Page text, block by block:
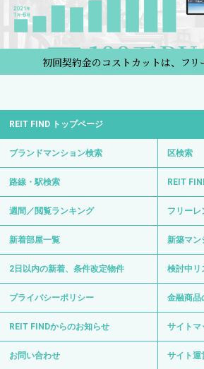
初回契約金のコストカットは、フリ
REIT FIND トップページ
ブランドマンション検索 区検索
路線・駅検索 REIT
週間／閲覧ランキング フリーレ
新着部屋一覧 新築マン
2日以内の新着、条件改定物件 検討中リ
プライバシーポリシー 金融商品
REIT FINDからのお知らせ サイトマ
お問い合わせ サイト運